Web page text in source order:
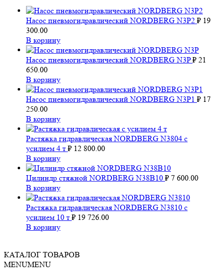
Насос пневмогидравлический NORDBERG N3P2 ₽ 19
300.00
В корзину
Насос пневмогидравлический NORDBERG N3P₽ 21
650.00
В корзину
Насос пневмогидравлический NORDBERG N3P1 ₽ 17
250.00
В корзину
Растяжка гидравлическая NORDBERG N3804 с
усилием 4 т ₽ 12 800.00
В корзину
Цилиндр стяжной NORDBERG N38B10 ₽ 7 600.00
В корзину
Растяжка гидравлическая NORDBERG N3810 с
усилием 10 т ₽ 19 726.00
В корзину
КАТАЛОГ ТОВАРОВ
MENUMENU